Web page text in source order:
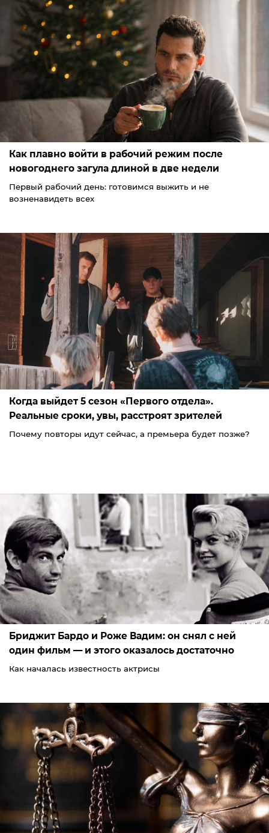
Как плавно войти в рабочий режим после
новогоднего загула длиной в две недели
Первый рабочий день: готовимся выжить и не
возненавидеть всех
Когда выйдет 5 сезон «Первого отдела».
Реальные сроки, увы, расстроят зрителей
Почему повторы идут сейчас, а премьера будет позже?
Бриджит Бардо и Роже Вадим: он снял с ней
один фильм — и этого оказалось достаточно
Как началась известность актрисы